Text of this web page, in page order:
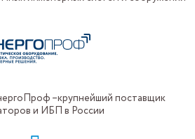
–крупнейший поставщик
и ИБП в России